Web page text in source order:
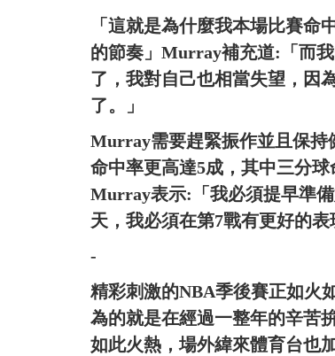
「這就是為什麼我本場比賽
的節奏」Murray補充道:「而
了，我對自己也相當失望，因
了。」
Murray需要趕緊振作並且保持
命中率更高達5成，其中三分球
Murray表示:「我必須提早準
天，我必須在第7戰有更好的表
-
精彩刺激的NBA季後賽正如火
為的就是在經過一整年的辛苦
如此火熱，場外緯來體育台也